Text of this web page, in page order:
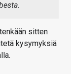
sitten
kysymyksiä